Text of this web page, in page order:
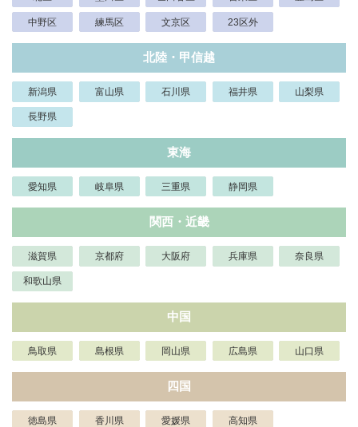
中野区 練馬区 文京区 23区外
北陸・甲信越
新潟県 富山県 石川県 福井県 山梨県
長野県
東海
愛知県 岐阜県 三重県 静岡県
関西・近畿
滋賀県 京都府 大阪府 兵庫県 奈良県
和歌山県
中国
鳥取県 島根県 岡山県 広島県 山口県
四国
徳島県 香川県 愛媛県 高知県